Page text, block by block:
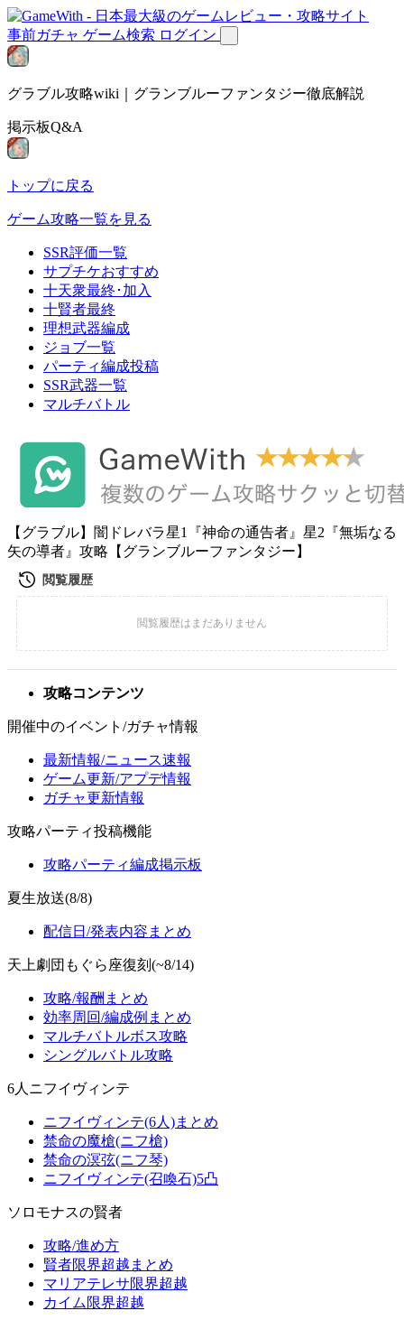
事前ガチャ ゲーム検索 ログイン
グラブル攻略wiki｜グランブルーファンタジー徹底解説
掲示板Q&A
トップに戻る
ゲーム攻略一覧を見る
SSR評価一覧
サプチケおすすめ
十天衆最終･加入
十賢者最終
理想武器編成
ジョブ一覧
パーティ編成投稿
SSR武器一覧
マルチバトル
【グラブル】闇ドレバラ星1『神命の通告者』星2『無垢なる
矢の導者』攻略【グランブルーファンタジー】
攻略コンテンツ
開催中のイベント/ガチャ情報
最新情報/ニュース速報
ゲーム更新/アプデ情報
ガチャ更新情報
攻略パーティ投稿機能
攻略パーティ編成掲示板
夏生放送(8/8)
配信日/発表内容まとめ
天上劇団もぐら座復刻(~8/14)
攻略/報酬まとめ
効率周回/編成例まとめ
マルチバトルボス攻略
シングルバトル攻略
6人ニフイヴィンテ
ニフイヴィンテ(6人)まとめ
禁命の魔槍(ニフ槍)
禁命の溟弦(ニフ琴)
ニフイヴィンテ(召喚石)5凸
ソロモナスの賢者
攻略/進め方
賢者限界超越まとめ
マリアテレサ限界超越
カイム限界超越